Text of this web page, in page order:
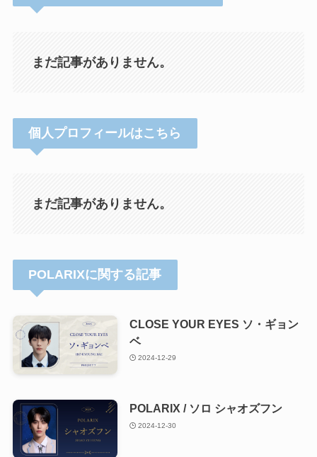
まだ記事がありません。
個人プロフィールはこちら
まだ記事がありません。
POLARIXに関する記事
CLOSE YOUR EYES ソ・ギョン
ベ
2024-12-29
POLARIX / ソロ シャオズフン
2024-12-30